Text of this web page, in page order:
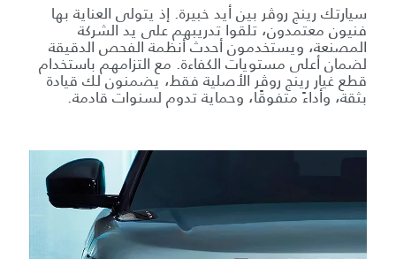
سيارتك رينج روڤر بين أيد خبيرة. إذ يتولى العناية بها
فنيون معتمدون، تلقوا تدريبهم على يد الشركة
المصنعة، ويستخدمون أحدث أنظمة الفحص الدقيقة
لضمان أعلى مستويات الكفاءة. مع التزامهم باستخدام
قطع غيار رينج روڤر الأصلية فقط، يضمنون لك قيادة
بثقة، وأداءً متفوقًا، وحماية تدوم لسنوات قادمة.